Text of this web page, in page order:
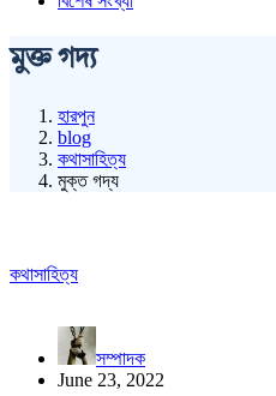
মুক্ত গদ্য
হারপুন
blog
কথাসাহিত্য
মুক্ত গদ্য
কথাসাহিত্য
সম্পাদক
June 23, 2022